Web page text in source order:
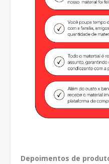
Depoimentos de